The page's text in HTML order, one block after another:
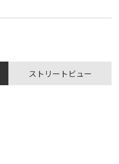
ストリートビュー